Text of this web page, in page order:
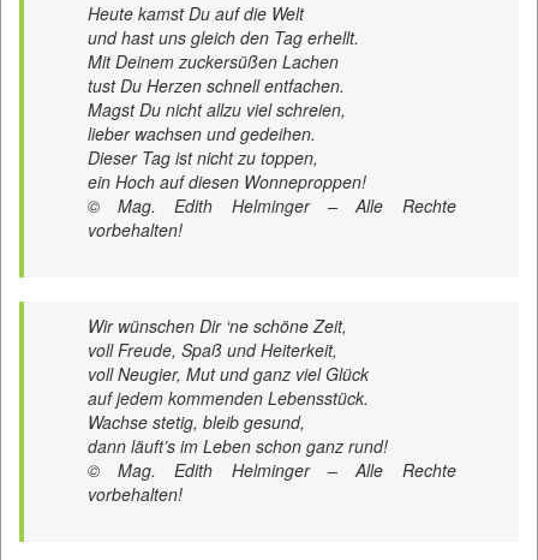
Heute kamst Du auf die Welt
und hast uns gleich den Tag erhellt.
Mit Deinem zuckersüßen Lachen
tust Du Herzen schnell entfachen.
Magst Du nicht allzu viel schreien,
lieber wachsen und gedeihen.
Dieser Tag ist nicht zu toppen,
ein Hoch auf diesen Wonneproppen!
© Mag. Edith Helminger – Alle Rechte
vorbehalten!
Wir wünschen Dir ‘ne schöne Zeit,
voll Freude, Spaß und Heiterkeit,
voll Neugier, Mut und ganz viel Glück
auf jedem kommenden Lebensstück.
Wachse stetig, bleib gesund,
dann läuft’s im Leben schon ganz rund!
© Mag. Edith Helminger – Alle Rechte
vorbehalten!